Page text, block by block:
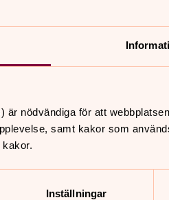
är nödvändiga för att
samt kakor som
Inställningar
(100% tjänst) med
andra församlingarna kan
arbetar med barn
ur belastningsregistret av
via Polisens hemsida.